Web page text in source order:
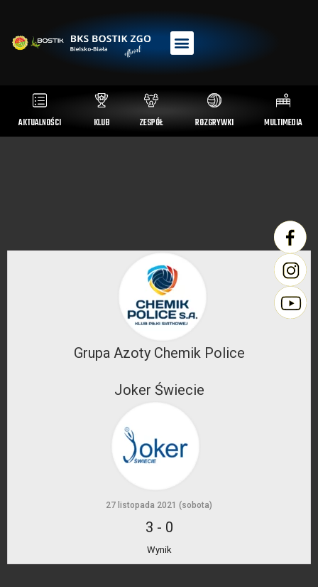
AKTUALNOŚCI KLUB ZESPÓŁ ROZGRYWKI MULTIMEDIA
Grupa Azoty Chemik Police
Joker Świecie
27 listopada 2021 (sobota)
3 - 0
Wynik